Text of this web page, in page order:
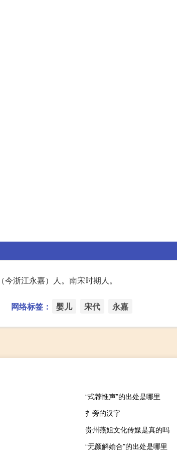
（今浙江永嘉）人。南宋时期人。
网络标签： 婴儿 宋代 永嘉
“式荐惟声”的出处是哪里
扌旁的汉字
贵州燕姐文化传媒是真的吗
“无颜解媮合”的出处是哪里